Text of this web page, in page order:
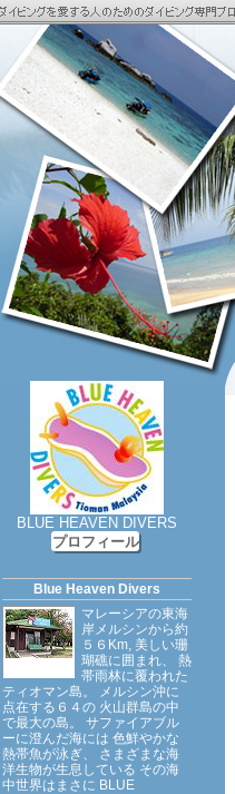
BLUE HEAVEN DIVERS
プロフィール
Blue Heaven Divers
マレーシアの東海
岸メルシンから約
５６Km, 美しい珊
瑚礁に囲まれ、 熱
帯雨林に覆われた
ティオマン島。 メルシン沖に
点在する６４の 火山群島の中
で最大の島。 サファイアブル
ーに澄んだ海には 色鮮やかな
熱帯魚が泳ぎ、 さまざまな海
洋生物が生息している その海
中世界はまさに BLUE